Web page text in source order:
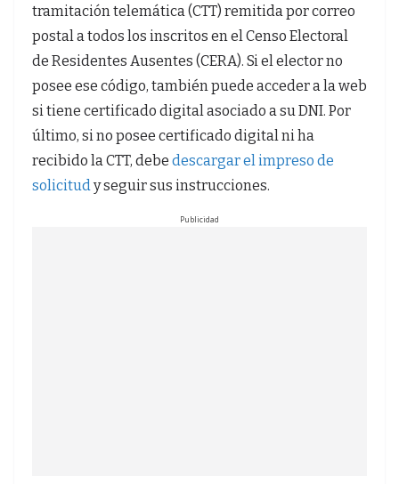
tramitación telemática (CTT) remitida por correo
postal a todos los inscritos en el Censo Electoral
de Residentes Ausentes (CERA). Si el elector no
posee ese código, también puede acceder a la web
si tiene certificado digital asociado a su DNI. Por
último, si no posee certificado digital ni ha
recibido la CTT, debe descargar el impreso de
solicitudy seguir sus instrucciones.
Publicidad